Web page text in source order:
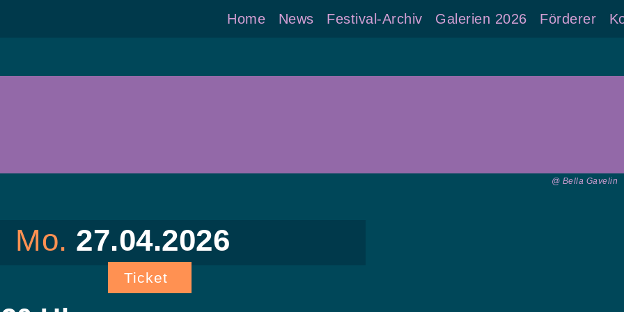
Home News Festival-Archiv Galerien 2026 Förderer
@ Bella Gavelin
Mo. 27.04.2026
Ticket